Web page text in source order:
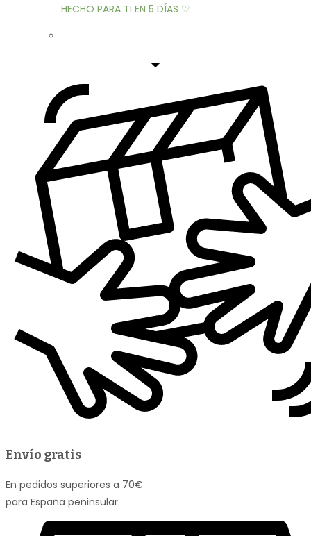
HECHO PARA TI EN 5 DÍAS ♡
Envío gratis
En pedidos superiores a 70€
para España peninsular.